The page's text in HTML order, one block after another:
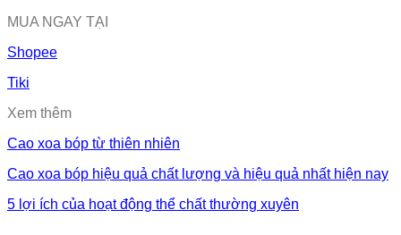
MUA NGAY TẠI
Shopee
Tiki
Xem thêm
Cao xoa bóp từ thiên nhiên
Cao xoa bóp hiệu quả chất lượng và hiệu quả nhất hiện nay
5 lợi ích của hoạt động thể chất thường xuyên